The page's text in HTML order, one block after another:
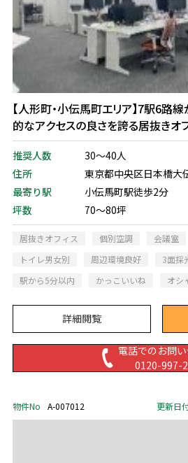
【人形町・小伝馬町エリア】7駅6路
的なアクセスの良さを誇る居抜きオ
推奨人数
30～40人
住所
東京都中央区日本橋大
最寄り駅
小伝馬町駅徒歩2分
坪数
70～80坪
居抜きオフィス 個別空調 会議室
トイレ男女別
周辺環境良好 3面採
駅から5分以内
かっこいいね オシ
詳細閲覧
電話でのお問
0120-997-
物件No A-007012 更新日